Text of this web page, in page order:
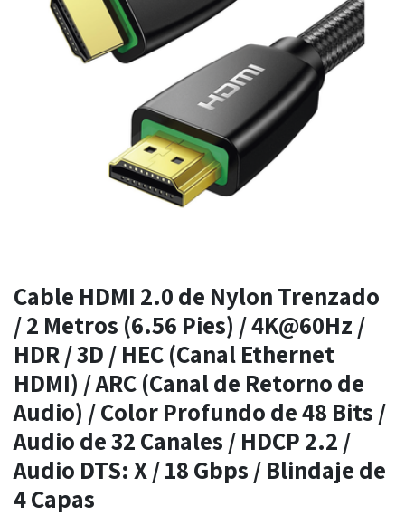
Cable HDMI 2.0 de Nylon Trenzado
/ 2 Metros (6.56 Pies) / 4K@60Hz /
HDR / 3D / HEC (Canal Ethernet
HDMI) / ARC (Canal de Retorno de
Audio) / Color Profundo de 48 Bits /
Audio de 32 Canales / HDCP 2.2 /
Audio DTS: X / 18 Gbps / Blindaje de
4 Capas